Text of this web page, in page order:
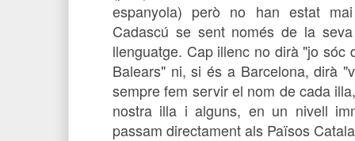
espanyola) però no han estat
Cadascú se sent només de la
llenguatge. Cap illenc no dirà "jo sóc
Balears" ni, si és a Barcelona, dirà
sempre fem servir el nom de cada
nostra illa i alguns, en un nivell
passam directament als Països